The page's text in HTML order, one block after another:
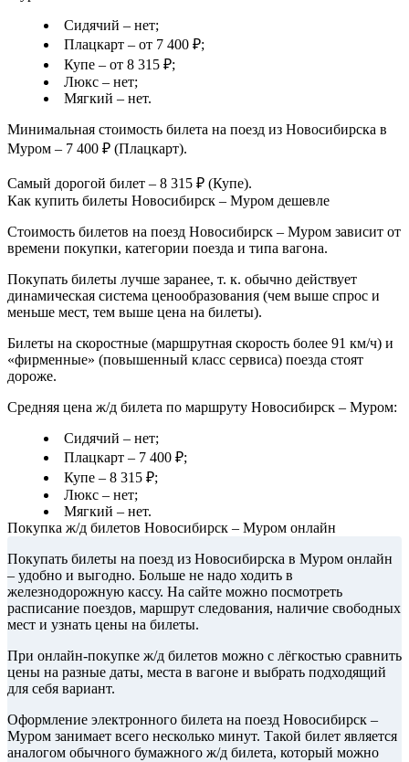
Сидячий – нет;
Плацкарт – от 7 400 ₽;
Купе – от 8 315 ₽;
Люкс – нет;
Мягкий – нет.
Минимальная стоимость билета на поезд из Новосибирска в
Муром – 7 400 ₽ (Плацкарт).
Самый дорогой билет – 8 315 ₽ (Купе).
Как купить билеты Новосибирск – Муром дешевле
Стоимость билетов на поезд Новосибирск – Муром зависит от
времени покупки, категории поезда и типа вагона.
Покупать билеты лучше заранее, т. к. обычно действует
динамическая система ценообразования (чем выше спрос и
меньше мест, тем выше цена на билеты).
Билеты на скоростные (маршрутная скорость более 91 км/ч) и
«фирменные» (повышенный класс сервиса) поезда стоят
дороже.
Средняя цена ж/д билета по маршруту Новосибирск – Муром:
Сидячий – нет;
Плацкарт – 7 400 ₽;
Купе – 8 315 ₽;
Люкс – нет;
Мягкий – нет.
Покупка ж/д билетов Новосибирск – Муром онлайн
Покупать билеты на поезд из Новосибирска в Муром онлайн
– удобно и выгодно. Больше не надо ходить в
железнодорожную кассу. На сайте можно посмотреть
расписание поездов, маршрут следования, наличие свободных
мест и узнать цены на билеты.
При онлайн-покупке ж/д билетов можно с лёгкостью сравнить
цены на разные даты, места в вагоне и выбрать подходящий
для себя вариант.
Оформление электронного билета на поезд Новосибирск –
Муром занимает всего несколько минут. Такой билет является
аналогом обычного бумажного ж/д билета, который можно